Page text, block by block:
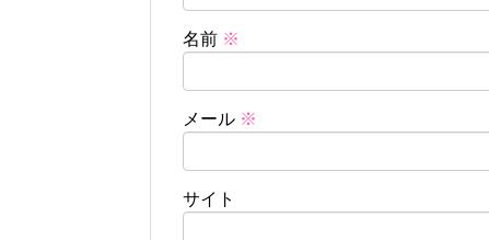
名前 ※
メール ※
サイト